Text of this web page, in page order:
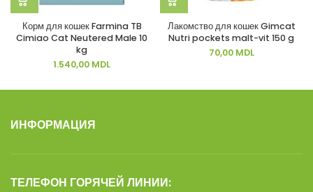
Корм для кошек Farmina TB
Cimiao Cat Neutered Male 10
kg
1.540,00 MDL
Лакомство для кошек Gimcat
Nutri pockets malt-vit 150 g
70,00 MDL
ИНФОРМАЦИЯ
ТЕЛЕФОН ГОРЯЧЕЙ ЛИНИИ: